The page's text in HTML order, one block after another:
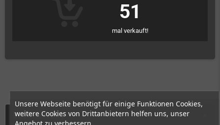
Unsere Webseite benötigt für einige Funktionen Cookies,
weitere Cookies von Drittanbietern helfen uns, unser
Angebot zu verbessern.
51
mal verkauft!
Beschreibung